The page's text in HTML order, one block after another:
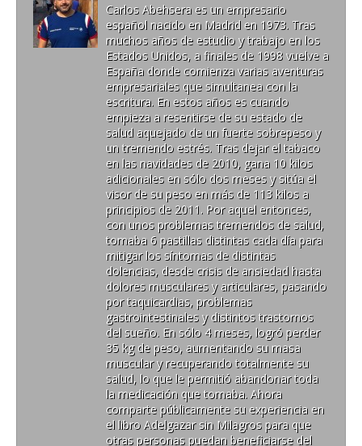
Carlos Abehsera es un empresario
español nacido en Madrid en 1973. Tras
muchos años de estudio y trabajo en los
Estados Unidos, a finales de 1998 vuelve a
España donde comienza varias aventuras
empresariales que simultanea con la
escritura. En estos años es cuando
empieza a resentirse de su estado de
salud aquejado de un fuerte sobrepeso y
un tremendo estrés. Tras dejar el tabaco
en las navidades de 2010, gana 10 kilos
adicionales en sólo dos meses y sitúa el
visor de su peso en más de 113 kilos a
principios de 2011. Por aquel entonces,
con unos problemas tremendos de salud,
tomaba 6 pastillas distintas cada día para
mitigar los síntomas de distintas
dolencias, desde crisis de ansiedad hasta
dolores musculares y articulares, pasando
por taquicardias, problemas
gastrointestinales y distintos trastornos
del sueño. En sólo 4 meses, logró perder
35 kg de peso, aumentando su masa
muscular y recuperando totalmente su
salud, lo que le permitió abandonar toda
la medicación que tomaba. Ahora
comparte públicamente su experiencia en
el libro Adelgazar sin Milagros para que
otras personas puedan beneficiarse del